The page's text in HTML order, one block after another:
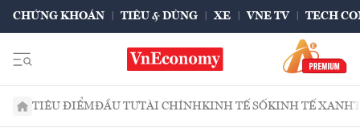
CHỨNG KHOÁN TIÊU & DÙNG XE VNE TV TECH
TIÊU ĐIỂMĐẦU TƯTÀI CHÍNHKINH TẾ SỐKINH TẾ XANH